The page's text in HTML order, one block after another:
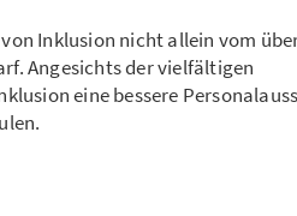
Inklusion nicht allein vom
Angesichts der vielfältigen
eine bessere